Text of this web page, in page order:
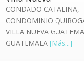
CONDADO CATALINA,
CONDOMINIO
VILLA NUEVA
GUATEMALA [Más...]